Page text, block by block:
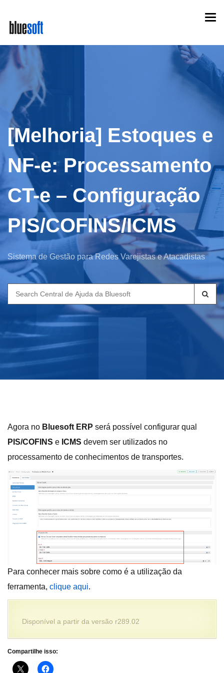
main
content
[Melhoria] Estoques e
NF-e: Processamento
CT-e – Configuração
PIS/COFINS/ICMS
Sistema de Gestão para Redes Varejistas e Atacadistas
Search
for:
Agora no Bluesoft ERP será possível configurar qual
PIS/COFINS e ICMS devem ser utilizados no
processamento de conhecimentos de transportes.
Para conhecer mais sobre como é a utilização da
ferramenta, clique aqui.
Disponível a partir da versão r289.02
Compartilhe isso: